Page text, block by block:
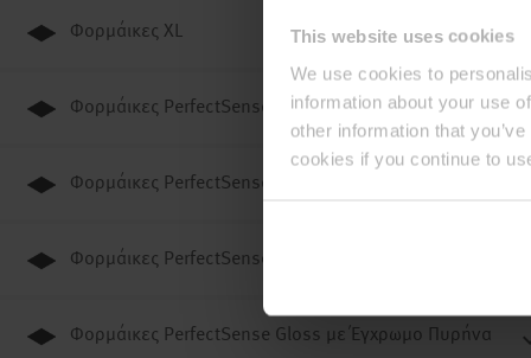
This website uses cookies
We use cookies to
information about your use
other information that
cookies if you continue to
Φορμάικες XL
Φορμάικες PerfectSense Matt
Φορμάικες PerfectSense Matt με Έγχρωμο Πυρήνα
Φορμάικες PerfectSense Gloss
Φορμάικες PerfectSense Gloss με Έγχρωμο Πυρήνα